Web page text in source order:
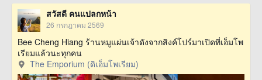
สวัสดี คนแปลกหน้า
26 กรกฎาคม 2569
Bee Cheng Hiang ร้านหมูแผ่นเจ้าดังจากสิงค์โปร์มาเปิดที่เอ็มโพ
เรียมแล้วนะทุกคน
The Emporium (ดิเอ็มโพเรียม)